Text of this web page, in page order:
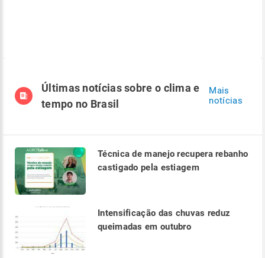
Últimas notícias sobre o clima e
tempo no Brasil
Mais
notícias
Técnica de manejo recupera rebanho
castigado pela estiagem
Intensificação das chuvas reduz
queimadas em outubro